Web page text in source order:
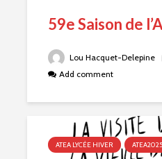
59e Saison de
Lou Hacquet-Delepine
Add comment
ATEA LYCÉE HIVER ATEA2025